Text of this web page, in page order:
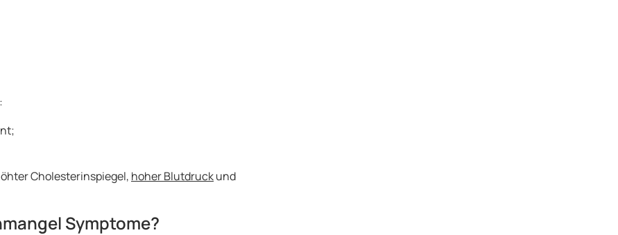
Cholesterinspiegel, hoher Blutdruckund
Symptome?